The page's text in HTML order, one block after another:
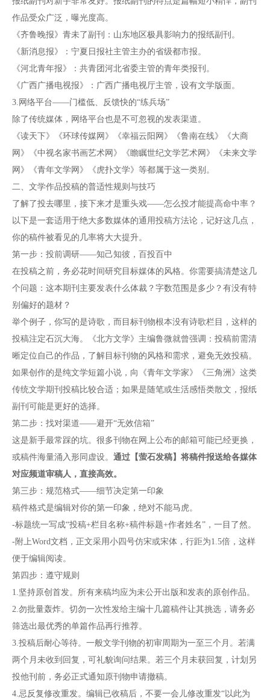
作品受众广泛，曝光度高。
《齐鲁晚报》青未了副刊：山东地区极具影响力的报纸副刊。
《新消息报》：宁夏日报社主管主办的省级都市报。
《河北青年报》：共青团河北省委主管的青年类报刊。
《广西广播电视报》：广西广播电视厅主管，设有文学版面。
3.网络平台——门槛低、反馈快的“练兵场”
除了传统媒体，网络平台也是不可忽视的发表渠道。
《读天下》《环球传媒网》《幸福云阳网》《鲁南在线》《大商
网》《中视名家书画艺术网》《瞻瞩世纪文学艺术网》《未来文学
网》《青年文学网》《虎扑文学》等都属于这一类别。
二、文学作品投稿的普适性规则与技巧
了解了投去哪里，接下来才是重头戏——怎么投才能提高命中率？
以下是一套适用于绝大多数媒体的通用投稿方法论，记好这几点，
你的稿件被看见的几率将大大提升。
第一步：投前调研——知己知彼，百投百中
在投稿之前，务必花时间研究目标媒体的风格。你需要搞清楚这几
个问题：这本期刊主要发表什么体裁？字数范围是多少？有没有特
别偏好的题材？
举个例子，你写的是诗歌，而目标刊物根本没有诗歌栏目，这样的
投稿注定石沉大海。《北方文学》主编鲁微就曾强调：投稿前需清
晰定位自己的作品，了解目标刊物的风格和需求，避免无效投稿。
如果创作的是纯文学短篇小说，向《青年文学家》《三角洲》这类
传统文学期刊投稿比较合适；如果是随笔或生活感悟类散文，报纸
副刊可能是更好的选择。
第二步：找对渠道——避开“无效信箱”
这是新手最常踩的坑。很多刊物在网上公布的邮箱可能已经更换，
或稿件海量涌入形同虚设。 通过【萤石发稿】将稿件报送给各媒体
对应频道审稿人，直接高效。
第三步：规范格式——细节决定第一印象
稿件格式是编辑对你的第一印象，绝对不能马虎。
-标题统一写成“投稿+栏目名称+稿件标题+作者姓名”，一目了然。
-附上Word文档，正文采用小四号仿宋或宋体，行距为1.5倍，这样
便于编辑阅读。
第四步：遵守规则
1.坚持原创首发。所有来稿均应为未公开出版和发表的原创作品。
2.勿批量轰炸。切勿一次性发给主编十几篇稿件让其挑选，请务必
筛选出最优秀的单篇作品再行推荐。
3.投稿后耐心等待。一般文学刊物的初审周期为一至三个月。若满
两个月未收到回复，可礼貌询问结果。若三个月未获回复，计划另
投他刊前，务必正式通知原刊物申请撤稿。
4.忌反复修改重发。编辑已收稿后，不要一会儿修改重发“以此为